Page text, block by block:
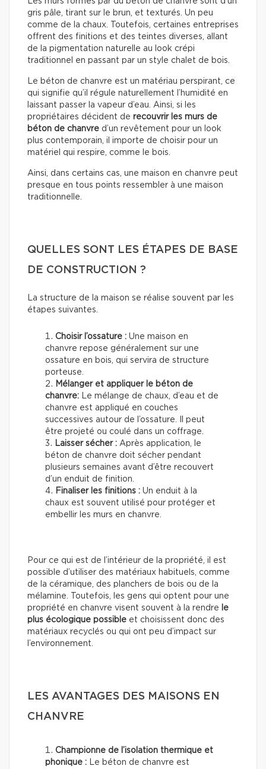
gris pâle, tirant sur le brun, et texturés. Un peu
comme de la chaux. Toutefois, certaines entreprises
offrent des finitions et des teintes diverses, allant
de la pigmentation naturelle au look crépi
traditionnel en passant par un style chalet de bois.
Le béton de chanvre est un matériau perspirant, ce
qui signifie qu’il régule naturellement l’humidité en
laissant passer la vapeur d’eau. Ainsi, si les
propriétaires décident de recouvrir les murs de
béton de chanvre d’un revêtement pour un look
plus contemporain, il importe de choisir pour un
matériel qui respire, comme le bois.
Ainsi, dans certains cas, une maison en chanvre peut
presque en tous points ressembler à une maison
traditionnelle.
QUELLES SONT LES ÉTAPES DE BASE
DE CONSTRUCTION ?
La structure de la maison se réalise souvent par les
étapes suivantes.
Choisir l’ossature : Une maison en
chanvre repose généralement sur une
ossature en bois, qui servira de structure
porteuse.
Mélanger et appliquer le béton de
chanvre:
Le mélange de chaux, d’eau et de
chanvre est appliqué en couches
successives autour de l’ossature. Il peut
être projeté ou coulé dans un coffrage.
Laisser sécher : Après application, le
béton de chanvre doit sécher pendant
plusieurs semaines avant d’être recouvert
d’un enduit de finition.
Finaliser les finitions : Un enduit à la
chaux est souvent utilisé pour protéger et
embellir les murs en chanvre.
Pour ce qui est de l’intérieur de la propriété, il est
possible d’utiliser des matériaux habituels, comme
de la céramique, des planchers de bois ou de la
mélamine. Toutefois, les gens qui optent pour une
propriété en chanvre visent souvent à la rendre
le
plus écologique possible et choisissent donc des
matériaux recyclés ou qui ont peu d’impact sur
l’environnement.
LES AVANTAGES DES MAISONS EN
CHANVRE
Championne de l’isolation thermique et
phonique :
Le béton de chanvre est